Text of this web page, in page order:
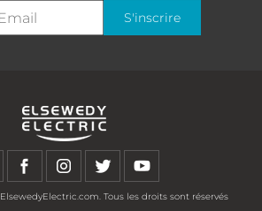
S'inscrire
ElsewedyElectric.com. Tous les droits sont réservés